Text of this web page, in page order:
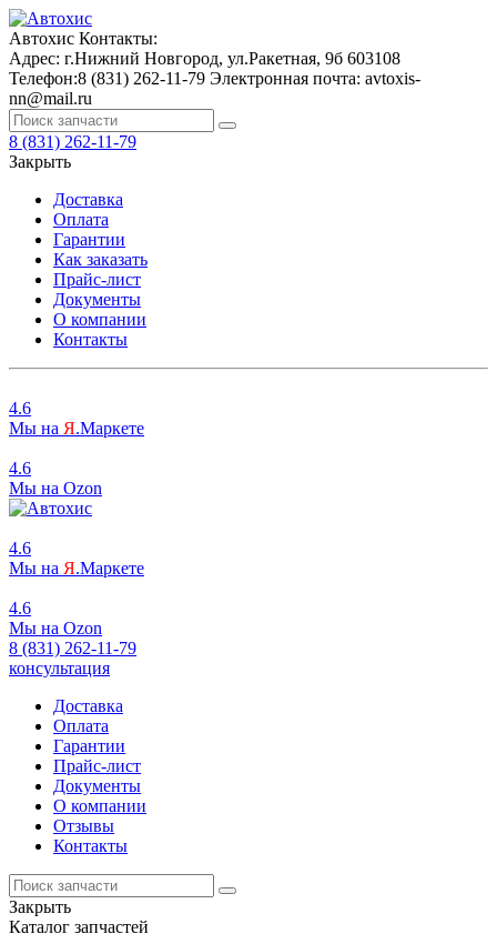
Автохис Контакты:
Адрес: г.Нижний Новгород, ул.Ракетная, 9б 603108
Телефон:8 (831) 262-11-79 Электронная почта: avtoxis-
nn@mail.ru
8 (831) 262-11-79
Закрыть
Доставка
Оплата
Гарантии
Как заказать
Прайс-лист
Документы
О компании
Контакты
4.6
Мы на Я.Маркете
4.6
Мы на Ozon
4.6
Мы на Я.Маркете
4.6
Мы на Ozon
8 (831) 262-11-79
консультация
Доставка
Оплата
Гарантии
Прайс-лист
Документы
О компании
Отзывы
Контакты
Закрыть
Каталог запчастей